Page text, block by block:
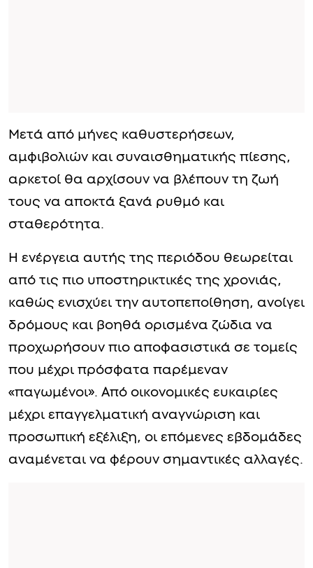
Μετά από μήνες καθυστερήσεων,
αμφιβολιών και συναισθηματικής πίεσης,
αρκετοί θα αρχίσουν να βλέπουν τη ζωή
τους να αποκτά ξανά ρυθμό και
σταθερότητα.
Η ενέργεια αυτής της περιόδου θεωρείται
από τις πιο υποστηρικτικές της χρονιάς,
καθώς ενισχύει την αυτοπεποίθηση, ανοίγει
δρόμους και βοηθά ορισμένα ζώδια να
προχωρήσουν πιο αποφασιστικά σε τομείς
που μέχρι πρόσφατα παρέμεναν
«παγωμένοι». Από οικονομικές ευκαιρίες
μέχρι επαγγελματική αναγνώριση και
προσωπική εξέλιξη, οι επόμενες εβδομάδες
αναμένεται να φέρουν σημαντικές αλλαγές.